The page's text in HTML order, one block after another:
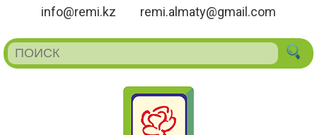
info@remi.kz
remi.almaty@gmail.com